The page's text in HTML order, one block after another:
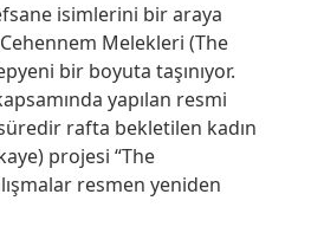
isimlerini bir araya
Melekleri (The
bir boyuta taşınıyor.
yapılan resmi
rafta bekletilen kadın
projesi “The
resmen yeniden